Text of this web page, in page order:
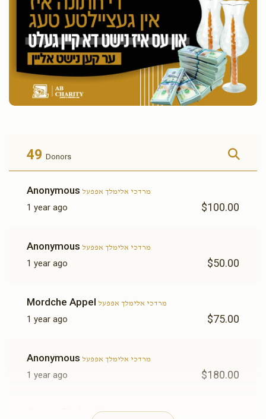
49 Donors
Anonymous מרדכי אלימלך אפפעל
1 year ago $100.00
Anonymous מרדכי אלימלך אפפעל
1 year ago $50.00
Mordche Appel מרדכי אלימלך אפפעל
1 year ago $75.00
Anonymous מרדכי אלימלך אפפעל
1 year ago $180.00
Avrumy Berkowitzמרדכי אלימלך אפפעל , נפתלי הערש